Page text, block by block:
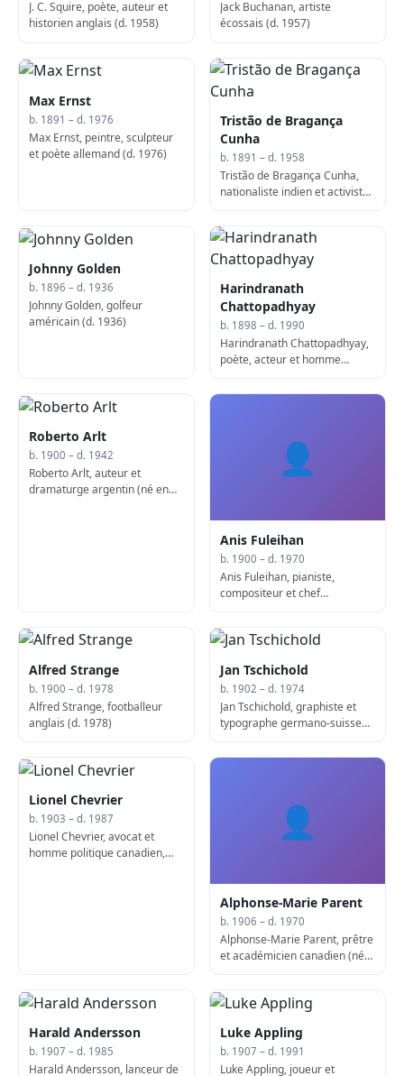
J. C. Squire, poète, auteur et
historien anglais (d. 1958)
Jack Buchanan, artiste
écossais (d. 1957)
Max Ernst
b. 1891 – d. 1976
Max Ernst, peintre, sculpteur
et poète allemand (d. 1976)
Tristão de Bragança
Cunha
b. 1891 – d. 1958
Tristão de Bragança Cunha,
nationaliste indien et activiste
Johnny Golden
b. 1896 – d. 1936
Johnny Golden, golfeur
américain (d. 1936)
Harindranath
Chattopadhyay
b. 1898 – d. 1990
Harindranath Chattopadhyay,
poète, acteur et homme
Roberto Arlt
b. 1900 – d. 1942
Roberto Arlt, auteur et
dramaturge argentin (né en
👤
Anis Fuleihan
b. 1900 – d. 1970
Anis Fuleihan, pianiste,
compositeur et chef
américain (d. 1970)
Alfred Strange
b. 1900 – d. 1978
Alfred Strange, footballeur
anglais (d. 1978)
Jan Tschichold
b. 1902 – d. 1974
Jan Tschichold, graphiste et
typographe germano-suisse
Lionel Chevrier
b. 1903 – d. 1987
Lionel Chevrier, avocat et
homme politique canadien,
👤
Alphonse-Marie Parent
b. 1906 – d. 1970
Alphonse-Marie Parent, prêtre
et académicien canadien (né
Harald Andersson
b. 1907 – d. 1985
Harald Andersson, lanceur de
Luke Appling
b. 1907 – d. 1991
Luke Appling, joueur et